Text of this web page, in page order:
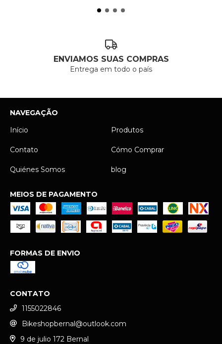
ENVIAMOS SUAS COMPRAS
Entrega em todo o país
NAVEGAÇÃO
Início
Produtos
Contato Cómo Comprar
Quiénes Somos blog
MEIOS DE PAGAMENTO
FORMAS DE ENVIO
CONTATO
1155022846
Bikeshopbernal@outlook.com
9 de julio 172 Bernal